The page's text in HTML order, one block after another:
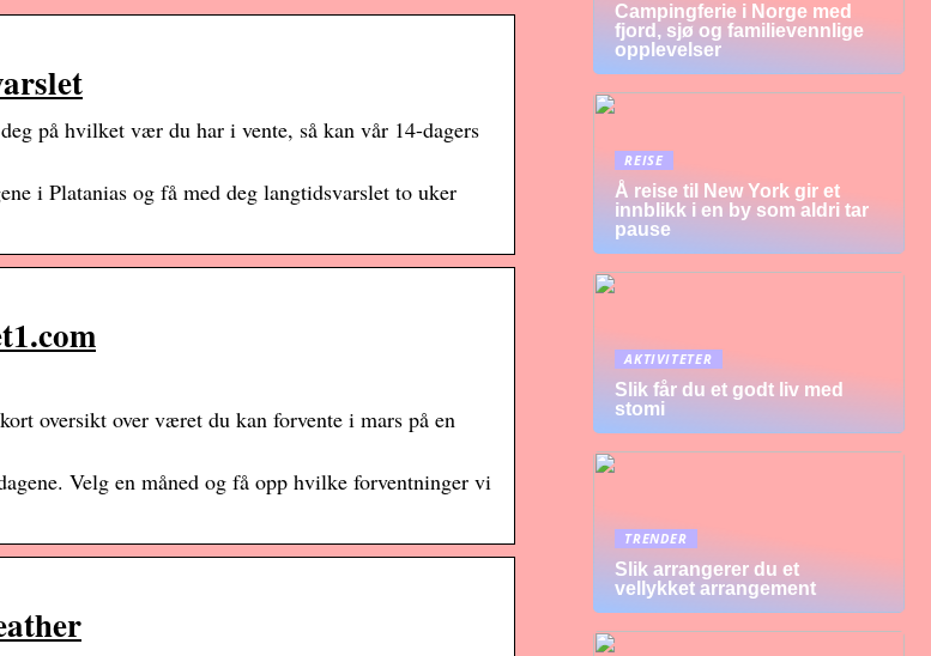
på hvilket vær du har i vente, så kan vår 14-dagers
i Platanias og få med deg langtidsvarslet to uker
oversikt over været du kan forvente i mars på en
Velg en måned og få opp hvilke forventninger vi
Campingferie i Norge med
fjord, sjø og familievennlige
opplevelser
REISE
Å reise til New York gir et
innblikk i en by som aldri tar
pause
AKTIVITETER
Slik får du et godt liv med
stomi
TRENDER
Slik arrangerer du et
vellykket arrangement